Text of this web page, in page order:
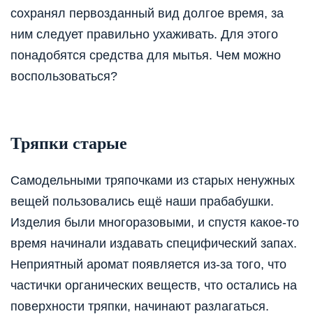
сохранял первозданный вид долгое время, за
ним следует правильно ухаживать. Для этого
понадобятся средства для мытья. Чем можно
воспользоваться?
Тряпки старые
Самодельными тряпочками из старых ненужных
вещей пользовались ещё наши прабабушки.
Изделия были многоразовыми, и спустя какое-то
время начинали издавать специфический запах.
Неприятный аромат появляется из-за того, что
частички органических веществ, что остались на
поверхности тряпки, начинают разлагаться.